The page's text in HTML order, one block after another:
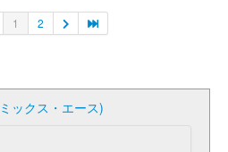
1 2
ックス・エース)